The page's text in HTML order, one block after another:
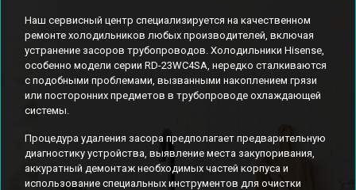
Наш сервисный центр специализируется на качественном
ремонте холодильников любых производителей, включая
устранение засоров трубопроводов. Холодильники Hisense,
особенно модели серии RD-23WC4SA, нередко сталкиваются
с подобными проблемами, вызванными накоплением грязи
или посторонних предметов в трубопроводе охлаждающей
системы.
Процедура удаления засора предполагает предварительную
диагностику устройства, выявление места закупоривания,
аккуратный демонтаж необходимых частей корпуса и
использование специальных инструментов для очистки